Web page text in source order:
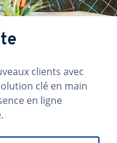
clients avec
clé en main
en ligne